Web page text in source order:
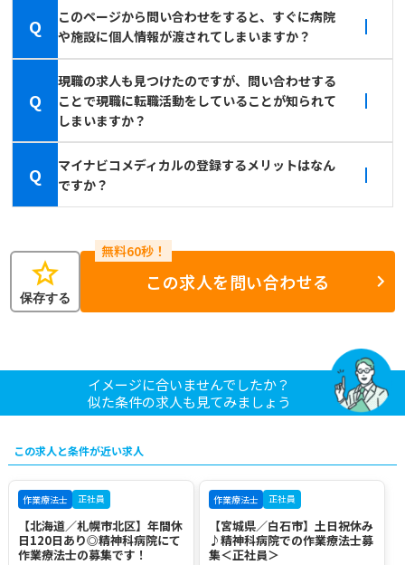
Q
このページから問い合わせをすると、すぐに病院
や施設に個人情報が渡されてしまいますか？
Q
現職の求人も見つけたのですが、問い合わせする
ことで現職に転職活動をしていることが知られて
しまいますか？
Q
マイナビコメディカルの登録するメリットはなん
ですか？
star
保存する
この求人を問い合わせる
イメージに合いませんでしたか？
似た条件の求人も見てみましょう
この求人と条件が近い求人
作業療法士 正社員
【北海道／札幌市北区】年間休
日120日あり◎精神科病院にて
作業療法士の募集です！
作業療法士 正社員
【宮城県／白石市】土日祝休み
♪精神科病院での作業療法士募
集＜正社員＞